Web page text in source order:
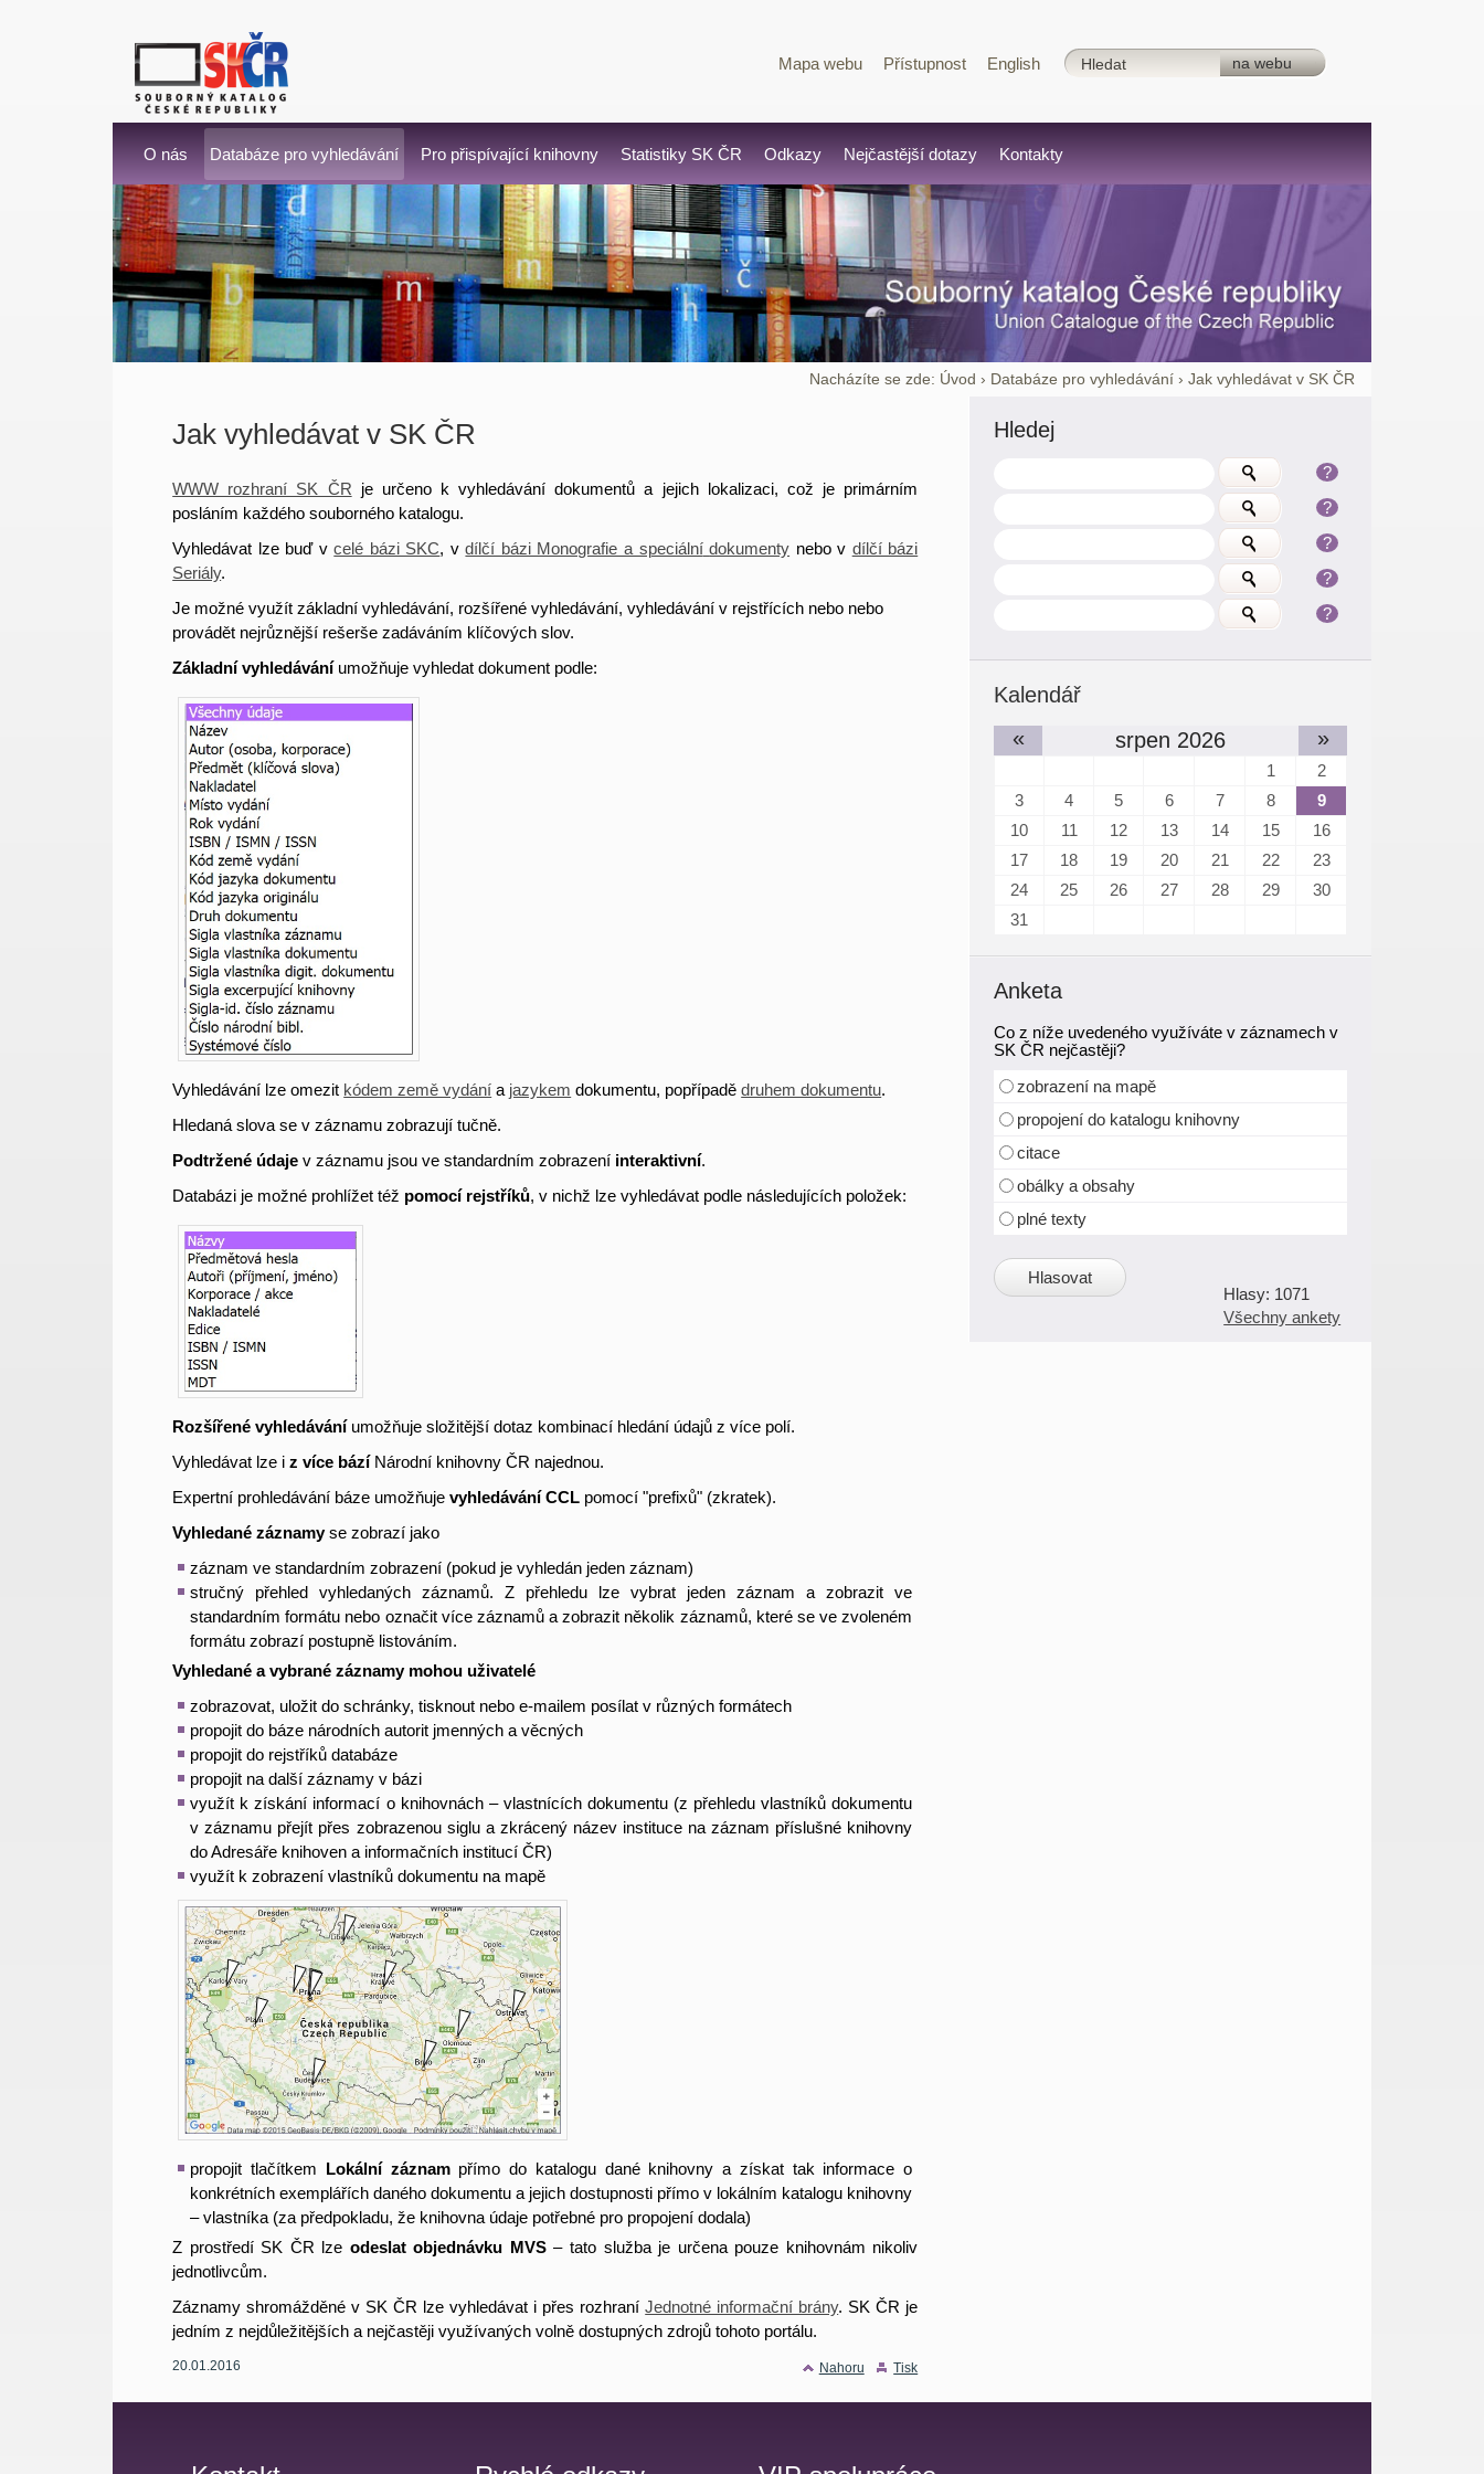
Mapa webu Přístupnost English
O nás Databáze pro vyhledávání Pro přispívající knihovny Statistiky SK ČR Odkazy Nejčastější dotazy Kontakty
Nacházíte se zde: Úvod › Databáze pro vyhledávání ›Jak vyhledávat v SK ČR
Jak vyhledávat v SK ČR
WWW rozhraní SK ČR je určeno k vyhledávání dokumentů a jejich lokalizaci, což je primárním
posláním každého souborného katalogu.
Vyhledávat lze buď vcelé bázi SKC, vdílčí bázi Monografie a speciální dokumenty nebo v dílčí bázi
Seriály.
Je možné využít základní vyhledávání, rozšířené vyhledávání, vyhledávání v rejstřících nebo nebo
provádět nejrůznější rešerše zadáváním klíčových slov.
Základní vyhledávání umožňuje vyhledat dokument podle:
Vyhledávání lze omezit kódem země vydání a jazykem dokumentu, popřípadědruhem dokumentu.
Hledaná slova se v záznamu zobrazují tučně.
Podtržené údaje v záznamu jsou ve standardním zobrazení interaktivní.
Databázi je možné prohlížet též pomocí rejstříků, v nichž lze vyhledávat podle následujících položek:
Rozšířené vyhledávání umožňuje složitější dotaz kombinací hledání údajů z více polí.
Vyhledávat lze iz více bázíNárodní knihovny ČR najednou.
Expertní prohledávání báze umožňujevyhledávání CCL pomocí "prefixů" (zkratek).
Vyhledané záznamyse zobrazí jako
záznam ve standardním zobrazení (pokud je vyhledán jeden záznam)
stručný přehled vyhledaných záznamů. Z přehledu lze vybrat jeden záznam a zobrazit ve
standardním formátu nebo označit více záznamů a zobrazit několik záznamů, které se ve zvoleném
formátu zobrazí postupně listováním.
Vyhledané a vybrané záznamy mohou uživatelé
zobrazovat, uložit do schránky, tisknout nebo e-mailem posílat v různých formátech
propojit do báze národních autorit jmenných a věcných
propojit do rejstříků databáze
propojit na další záznamy v bázi
využít k získání informací o knihovnách – vlastnících dokumentu (z přehledu vlastníků dokumentu
v záznamu přejít přes zobrazenou siglu a zkrácený název instituce na záznam příslušné knihovny
do Adresáře knihoven a informačních institucí ČR)
využít k zobrazení vlastníků dokumentu na mapě
propojit tlačítkem Lokální záznampřímo do katalogu dané knihovny a získat tak informace o
konkrétních exemplářích daného dokumentu a jejich dostupnosti přímo v lokálním katalogu knihovny
– vlastníka (za předpokladu, že knihovna údaje potřebné pro propojení dodala)
Z prostředí SK ČR lze odeslat objednávku MVS– tato služba je určena pouze knihovnám nikoliv
jednotlivcům.
Záznamy shromážděné v SK ČR lze vyhledávat i přes rozhraníJednotné informační brány. SK ČR je
jedním z nejdůležitějších a nejčastěji využívaných volně dostupných zdrojů tohoto portálu.
Nahoru Tisk
20.01.2016
Hledej
?
?
?
?
?
Kalendář
«
srpen 2026 »
1
2
3
4 5 6 7 8
9
10
11 12 13 14 15
16
17
18 19 20 21 22
23
24
25 26 27 28 29
30
31
Anketa
Co z níže uvedeného využíváte v záznamech v
SK ČR nejčastěji?
zobrazení na mapě
propojení do katalogu knihovny
citace
obálky a obsahy
plné texty
1071
Všechny ankety